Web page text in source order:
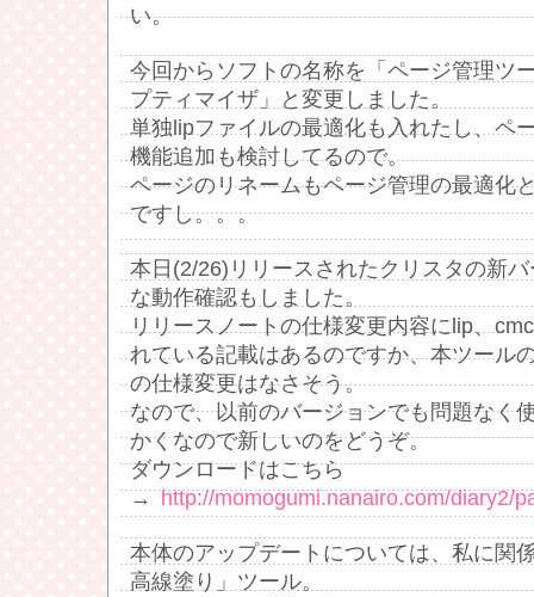
い。
今回からソフトの名称を「ページ管理ツ
プティマイザ」と変更しました。
単独lipファイルの最適化も入れたし、ペ
機能追加も検討してるので。
ページのリネームもページ管理の最適化
ですし。。。
本日(2/26)リリースされたクリスタの新
な動作確認もしました。
リリースノートの仕様変更内容にlip、
れている記載はあるのですか、本ツール
の仕様変更はなさそう。
なので、以前のバージョンでも問題なく
かくなので新しいのをどうぞ。
ダウンロードはこちら
→ http://momogumi.nanairo.com/diary2/
本体のアップデートについては、私に関
高線塗り」ツール。